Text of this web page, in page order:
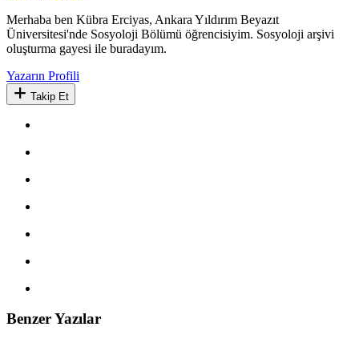
Merhaba ben Kübra Erciyas, Ankara Yıldırım Beyazıt
Üniversitesi'nde Sosyoloji Bölümü öğrencisiyim. Sosyoloji arşivi
oluşturma gayesi ile buradayım.
Yazarın Profili
Takip Et
Benzer Yazılar